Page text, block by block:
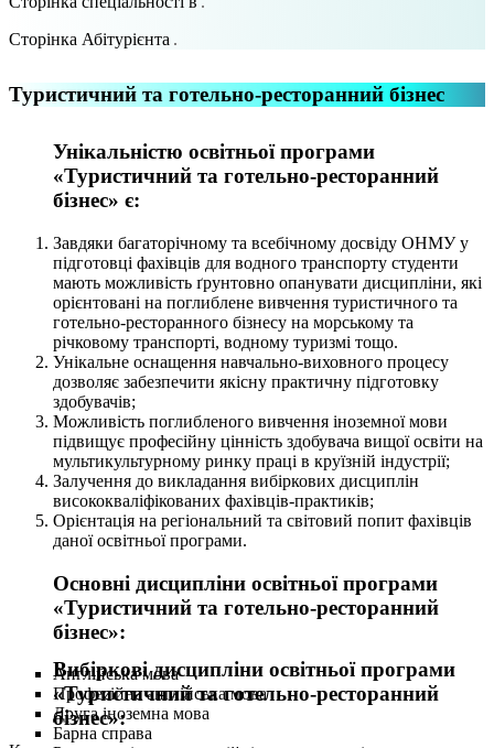
Сторінка Абітурієнта
Туристичний та готельно-ресторанний бізнес
Унікальністю освітньої програми
«Туристичний та готельно-ресторанний
бізнес» є:
Завдяки багаторічному та всебічному досвіду ОНМУ у
підготовці фахівців для водного транспорту студенти
мають можливість ґрунтовно опанувати дисципліни, які
орієнтовані на поглиблене вивчення туристичного та
готельно-ресторанного бізнесу на морському та
річковому транспорті, водному туризмі тощо.
Унікальне оснащення навчально-виховного процесу
дозволяє забезпечити якісну практичну підготовку
здобувачів;
Можливість поглибленого вивчення іноземної мови
підвищує професійну цінність здобувача вищої освіти на
мультикультурному ринку праці в круїзній індустрії;
Залучення до викладання вибіркових дисциплін
висококваліфікованих фахівців-практиків;
Орієнтація на регіональний та світовий попит фахівців
даної освітньої програми.
Основні дисципліни освітньої програми
«Туристичний та готельно-ресторанний
бізнес»:
Англійська мова
Професійна англійська мова
Друга іноземна мова
Барна справа
Вибіркові дисципліни освітньої програми
«Туристичний та готельно-ресторанний
бізнес»: